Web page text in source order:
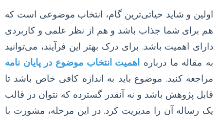
اولین و شاید حیاتی‌ترین گام، انتخاب موضوعی است که
هم برای شما جذاب باشد و هم از نظر علمی و کاربردی
دارای اهمیت باشد. برای درک بهتر این فرآیند، می‌توانید
به مقاله ما درباره اهمیت انتخاب موضوع در پایان نامه
مراجعه کنید. موضوع باید به اندازه کافی خاص باشد تا
قابل پژوهش باشد و نه آنقدر گسترده که نتوان در قالب
یک رساله آن را مدیریت کرد. در این مرحله، مشورت با